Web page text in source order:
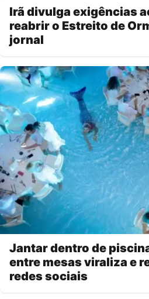
Irã divulga exigências
reabrir o Estreito de
jornal
Jantar dentro de
entre mesas viraliza e
redes sociais